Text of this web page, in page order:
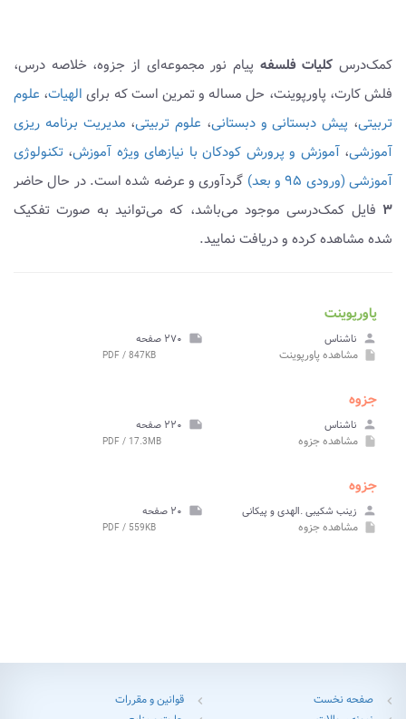
کمک‌درس کلیات فلسفه پیام نور مجموعه‌ای از جزوه، خلاصه درس،
فلش کارت، پاورپوینت، حل مساله و تمرین است که برای الهیات، علوم
تربیتی، پیش دبستانی و دبستانی، علوم تربیتی، مدیریت برنامه ریزی
آموزشی،آموزش و پرورش کودکان با نیازهای ویژه آموزش، تکنولوژی
آموزشی (ورودی ۹۵ و بعد)
گردآوری و عرضه شده است. در حال حاضر
۳ فایل کمک‌درسی موجود می‌باشد، که می‌توانید به صورت تفکیک
شده مشاهده کرده و دریافت نمایید.
پاورپوینت
person ناشناس note ۲۷۰ صفحه
insert_drive_file مشاهده پاورپوینت PDF / 847KB
جزوه
person ناشناس note ۲۲۰ صفحه
insert_drive_file مشاهدهجزوه PDF / 17.3MB
جزوه
person زینب شکیبی .الهدی و پیکانی note ۲۰ صفحه
insert_drive_file مشاهدهجزوه PDF / 559KB
chevron_left صفحه نخست chevron_left قوانین و مقررات